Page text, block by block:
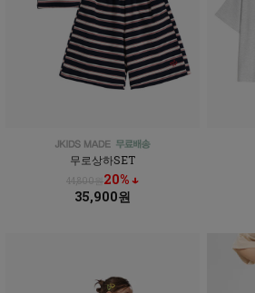
무로상하SET
44,800원20% ↓
35,900원